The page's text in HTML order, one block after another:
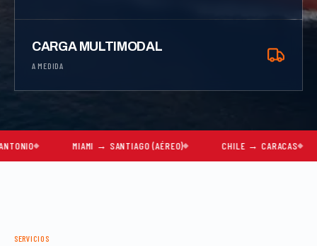
CARGA MULTIMODAL
A MEDIDA
MIAMI → SANTIAGO (AÉREO) CHILE → CARACAS
SERVICIOS